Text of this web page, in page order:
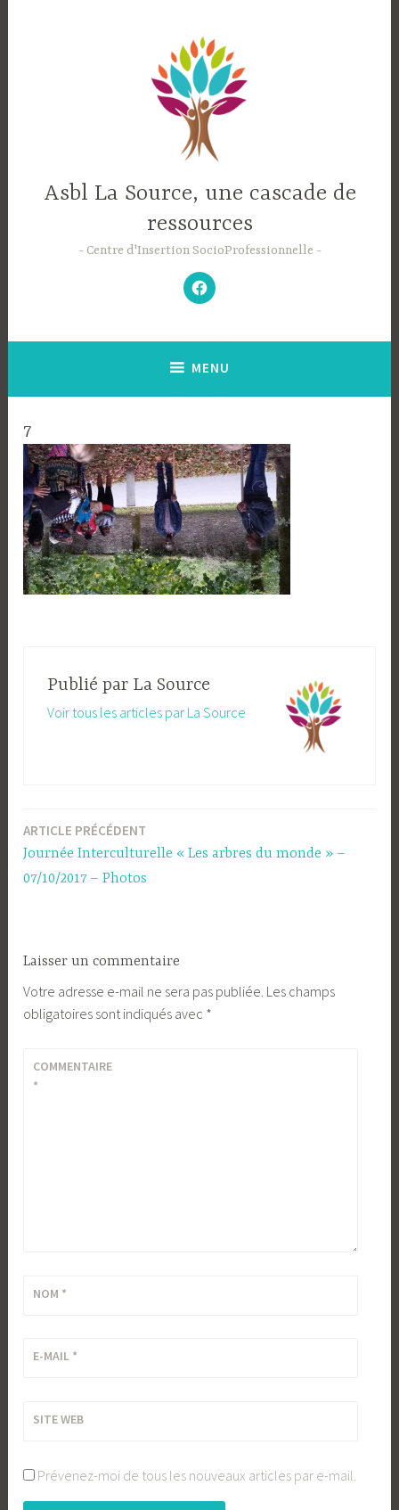
Asbl La Source, une cascade de
ressources
Centre d'Insertion SocioProfessionnelle
–
N’hésitez
pas
à
;-)
MENU
7
Publié par La Source
Voir tous les articles par La Source
Navigation
de
ARTICLE PRÉCÉDENT
Journée Interculturelle « Les arbres du monde » –
07/10/2017 – Photos
Laisser un commentaire
Votre adresse e-mail ne sera pas publiée. Les champs
obligatoires sont indiqués avec *
COMMENTAIRE
*
NOM *
E-MAIL *
SITE WEB
Prévenez-moi de tous les nouveaux articles par e-mail.